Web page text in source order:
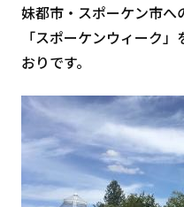
妹都市・スポーケン市へ
「スポーケンウィーク
おりです。